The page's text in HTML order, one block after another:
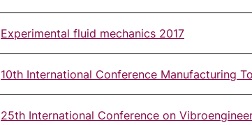
Experimental fluid mechanics 2017
10th International Conference Manufacturing
25th International Conference on